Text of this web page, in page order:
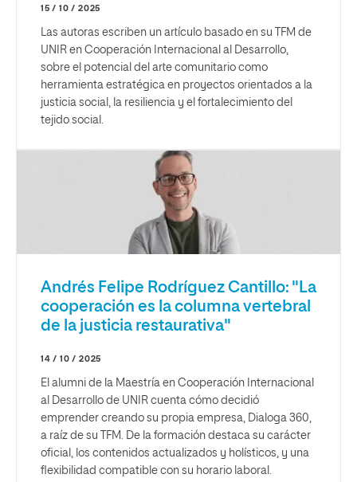
15 / 10 / 2025
Las autoras escriben un artículo basado en su TFM de
UNIR en Cooperación Internacional al Desarrollo,
sobre el potencial del arte comunitario como
herramienta estratégica en proyectos orientados a la
justicia social, la resiliencia y el fortalecimiento del
tejido social.
Andrés Felipe Rodríguez Cantillo: "La
cooperación es la columna vertebral
de la justicia restaurativa"
14 / 10 / 2025
El alumni de la Maestría en Cooperación Internacional
al Desarrollo de UNIR cuenta cómo decidió
emprender creando su propia empresa, Dialoga 360,
a raíz de su TFM. De la formación destaca su carácter
oficial, los contenidos actualizados y holísticos, y una
flexibilidad compatible con su horario laboral.